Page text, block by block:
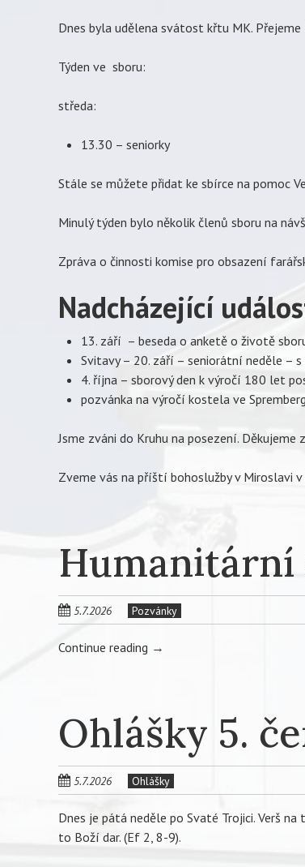
Dnes byla udělena svátost křtu MK.
Týden ve sboru:
středa:
13.30 – seniorky
Stále se můžete přidat ke sbírce na pomoc
Minulý týden bylo několik členů sboru na
Zpráva o činnosti komise pro obsazení
Nadcházející
13. září – beseda o anketě o životě
Svitavy – 20. září – seniorátní neděle –
4. října – sborový den k výročí 180 let
pozvánka na výročí kostela ve
Jsme zváni do Kruhu na posezení. Děkujeme
Zveme vás na příští bohoslužby v Miroslavi
Humanitární
5.7.2026 Pozvánky
Continue reading →
Ohlášky 5.
5.7.2026 Ohlášky
Dnes je pátá neděle po Svaté Trojici. Verš
to Boží dar. (Ef 2, 8-9).